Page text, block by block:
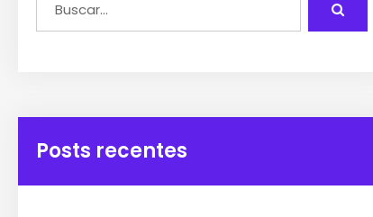
Posts recentes